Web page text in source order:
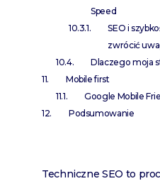
Speed
SEO i
zwrócić
Dlaczego moja
Mobile first
Google Mobile
Podsumowanie
Techniczne SEO to